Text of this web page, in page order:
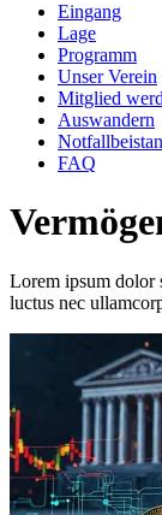
Eingang
Lage
Programm
Unser Verein
Mitglied
Auswandern
FAQ
Lorem ipsum dolor
luctus nec